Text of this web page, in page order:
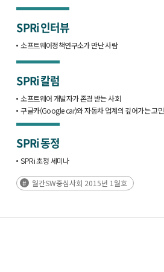
SPRi 인터뷰
소프트웨어정책연구소가 만난 사람
SPRi 칼럼
소프트웨어 개발자가 존경 받는 사회
구글카(Google car)와 자동차 업계의 깊어가는 고민
SPRi 동정
SPRi 초청 세미나
월간SW중심사회 2015년 1월호